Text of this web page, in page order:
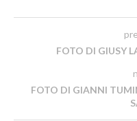
FOTO DI GIUSY
FOTO DI GIANNI